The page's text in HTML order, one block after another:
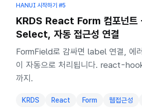
HANUI 시작하기 #5
KRDS React Form 컴포넌
Select, 자동 접근성 연결
FormField로 감싸면 label 연결, 에
이 자동으로 처리됩니다. react-
까지.
KRDS React Form 웹접근성